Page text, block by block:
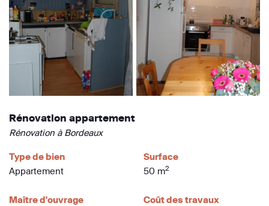
Rénovation appartement
Rénovation à Bordeaux
Type de bien
Appartement
Surface
50 m2
Maître d'ouvrage
Coût des travaux